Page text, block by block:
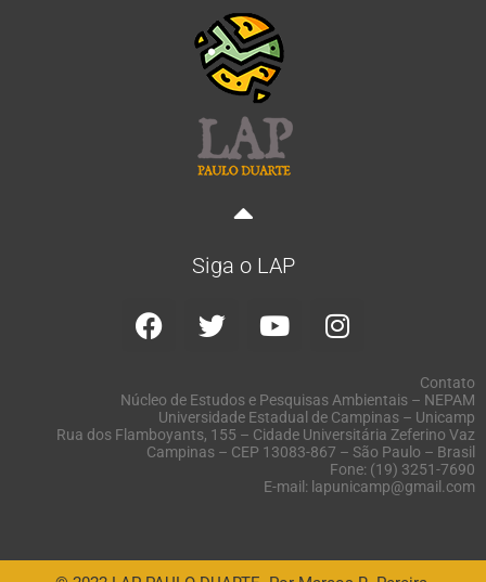
Siga o LAP
Contato
Núcleo de Estudos e Pesquisas Ambientais – NEPAM
Universidade Estadual de Campinas – Unicamp
Rua dos Flamboyants, 155 – Cidade Universitária Zeferino Vaz
Campinas – CEP 13083-867 – São Paulo – Brasil
Fone: (19) 3251-7690
E-mail: lapunicamp@gmail.com